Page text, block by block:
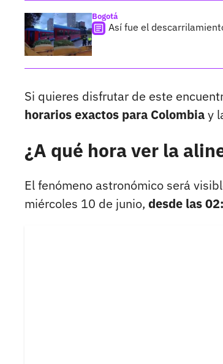
Bogotá
Así fue el
Si quieres disfrutar de este
horarios exactos para Colombiay
¿A qué hora ver la
El fenómeno astronómico será
miércoles 10 de junio, desde las